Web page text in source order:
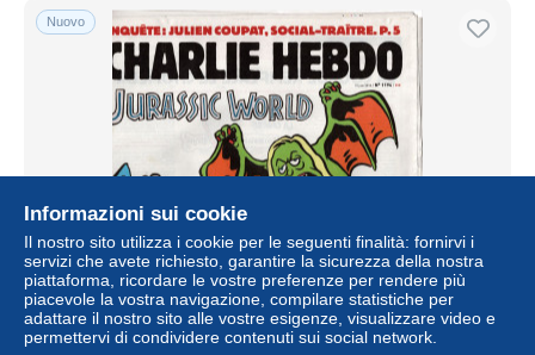
Nuovo
CHARLIE HEBDO N° 1194 Juin 2015
± 3,46 USD
Informazioni sui cookie
Il nostro sito utilizza i cookie per le seguenti finalità: fornirvi i
servizi che avete richiesto, garantire la sicurezza della nostra
piattaforma, ricordare le vostre preferenze per rendere più
piacevole la vostra navigazione, compilare statistiche per
adattare il nostro sito alle vostre esigenze, visualizzare video e
permettervi di condividere contenuti sui social network.